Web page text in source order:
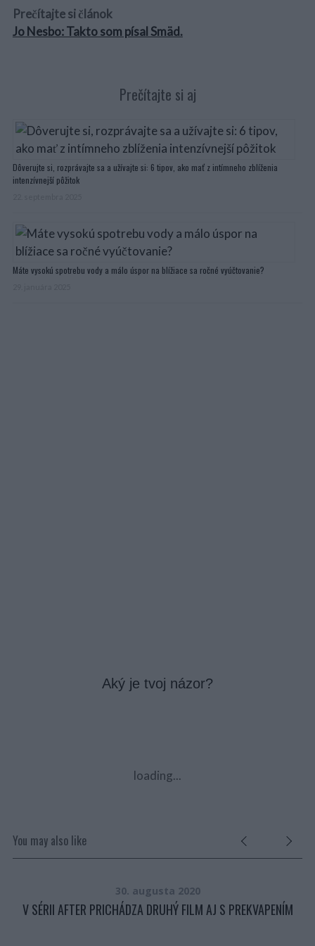
Prečítajte si článok
Jo Nesbo: Takto som písal Smäd.
Prečítajte si aj
Dôverujte si, rozprávajte sa a užívajte si: 6 tipov, ako mať z intímneho zblíženia
intenzívnejší pôžitok
Máte vysokú spotrebu vody a málo úspor na blížiace sa ročné vyúčtovanie?
Aký je tvoj názor?
loading...
You may also like
30. augusta 2020
V SÉRII AFTER PRICHÁDZA DRUHÝ FILM AJ S PREKVAPENÍM